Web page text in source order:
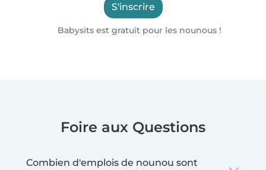
S'inscrire
Babysits est gratuit pour les nounous !
Foire aux Questions
Combien d'emplois de nounou sont